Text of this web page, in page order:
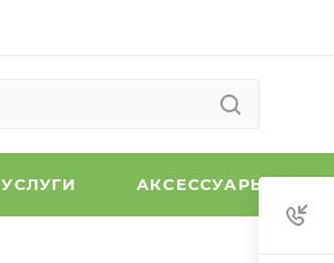
УСЛУГИ АКСЕССУАРЫ